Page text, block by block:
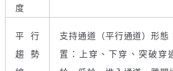
度
平行
趨勢
支持通道（平行通道）形態
置：上穿、下穿、突破穿